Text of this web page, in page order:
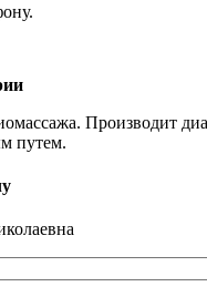
Производит
путем.